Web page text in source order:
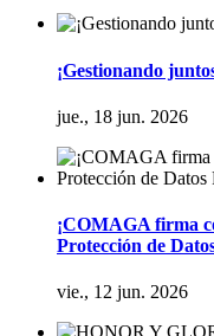
¡Gestionando
jue., 18 jun. 2026
¡COMAGA firma
Protección de
vie., 12 jun. 2026